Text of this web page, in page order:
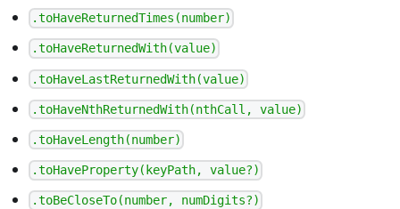
.toHaveReturnedTimes(number)
.toHaveReturnedWith(value)
.toHaveLastReturnedWith(value)
.toHaveNthReturnedWith(nthCall, value)
.toHaveLength(number)
.toHaveProperty(keyPath, value?)
.toBeCloseTo(number, numDigits?)